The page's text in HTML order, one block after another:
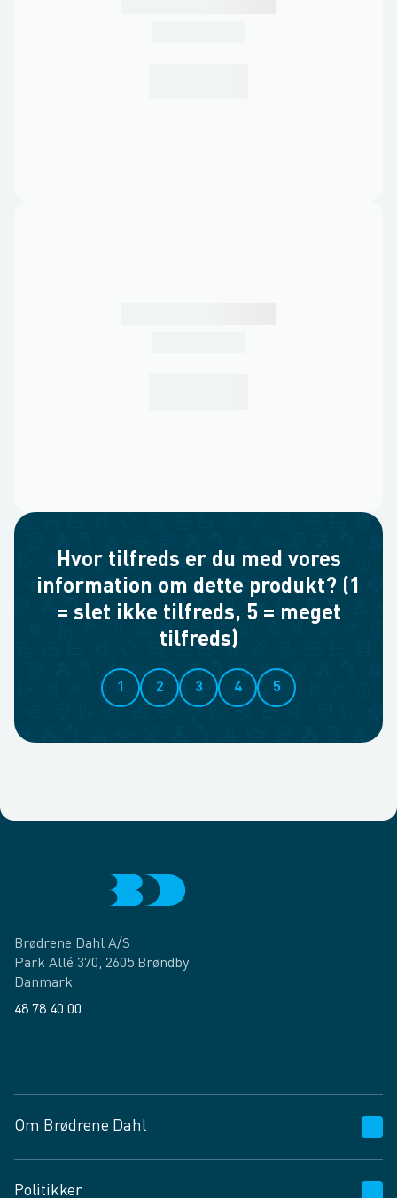
Hvor tilfreds er du med vores
information om dette produkt? (1
= slet ikke tilfreds, 5 = meget
tilfreds)
1 2 3 4 5
Brødrene Dahl A/S
Park Allé 370, 2605 Brøndby
Danmark
48 78 40 00
Om Brødrene Dahl
Politikker